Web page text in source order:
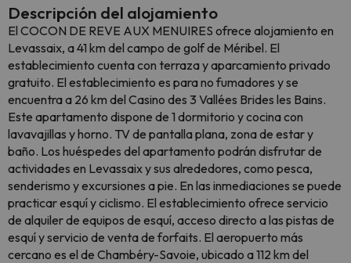
Descripción del alojamiento
El COCON DE REVE AUX MENUIRES ofrece alojamiento en
Levassaix, a 41 km del campo de golf de Méribel. El
establecimiento cuenta con terraza y aparcamiento privado
gratuito. El establecimiento es para no fumadores y se
encuentra a 26 km del Casino des 3 Vallées Brides les Bains.
Este apartamento dispone de 1 dormitorio y cocina con
lavavajillas y horno. TV de pantalla plana, zona de estar y
baño. Los huéspedes del apartamento podrán disfrutar de
actividades en Levassaix y sus alrededores, como pesca,
senderismo y excursiones a pie. En las inmediaciones se puede
practicar esquí y ciclismo. El establecimiento ofrece servicio
de alquiler de equipos de esquí, acceso directo a las pistas de
esquí y servicio de venta de forfaits. El aeropuerto más
cercano es el de Chambéry-Savoie, ubicado a 112 km del